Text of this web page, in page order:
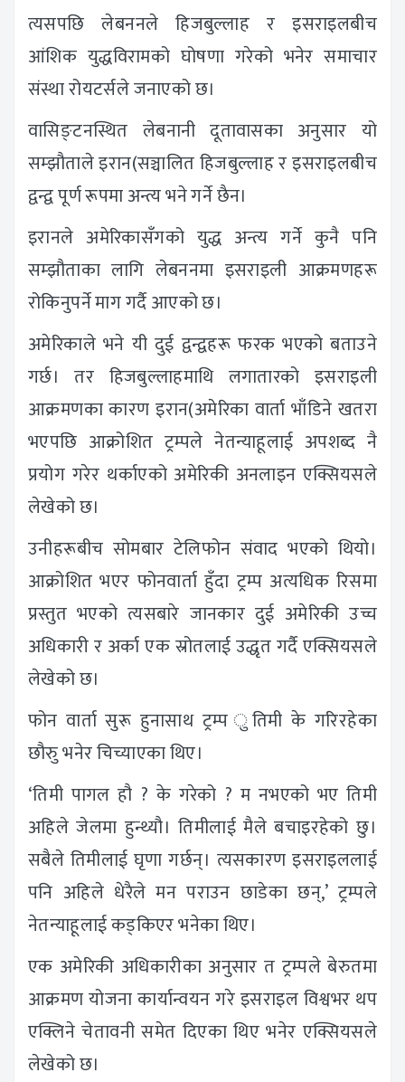
त्यसपछि लेबननले हिजबुल्लाह र इसराइलबीच
आंशिक युद्धविरामको घोषणा गरेको भनेर समाचार
संस्था रोयटर्सले जनाएको छ।
वासिङ्टनस्थित लेबनानी दूतावासका अनुसार यो
सम्झौताले इरान(सञ्चालित हिजबुल्लाह र इसराइलबीच
द्वन्द्व पूर्ण रूपमा अन्त्य भने गर्ने छैन।
इरानले अमेरिकासँगको युद्ध अन्त्य गर्ने कुनै पनि
सम्झौताका लागि लेबननमा इसराइली आक्रमणहरू
रोकिनुपर्ने माग गर्दै आएको छ।
अमेरिकाले भने यी दुई द्वन्द्वहरू फरक भएको बताउने
गर्छ। तर हिजबुल्लाहमाथि लगातारको इसराइली
आक्रमणका कारण इरान(अमेरिका वार्ता भाँडिने खतरा
भएपछि आक्रोशित ट्रम्पले नेतन्याहूलाई अपशब्द नै
प्रयोग गरेर थर्काएको अमेरिकी अनलाइन एक्सियसले
लेखेको छ।
उनीहरूबीच सोमबार टेलिफोन संवाद भएको थियो।
आक्रोशित भएर फोनवार्ता हुँदा ट्रम्प अत्यधिक रिसमा
प्रस्तुत भएको त्यसबारे जानकार दुई अमेरिकी उच्च
अधिकारी र अर्का एक स्रोतलाई उद्धृत गर्दै एक्सियसले
लेखेको छ।
फोन वार्ता सुरू हुनासाथ ट्रम्प ुतिमी के गरिरहेका
छौरुु भनेर चिच्याएका थिए।
‘तिमी पागल हौ ? के गरेको ? म नभएको भए तिमी
अहिले जेलमा हुन्थ्यौ। तिमीलाई मैले बचाइरहेको छु।
सबैले तिमीलाई घृणा गर्छन्। त्यसकारण इसराइललाई
पनि अहिले धेरैले मन पराउन छाडेका छन्,’ ट्रम्पले
नेतन्याहूलाई कड्किएर भनेका थिए।
एक अमेरिकी अधिकारीका अनुसार त ट्रम्पले बेरुतमा
आक्रमण योजना कार्यान्वयन गरे इसराइल विश्वभर थप
एक्लिने चेतावनी समेत दिएका थिए भनेर एक्सियसले
लेखेको छ।